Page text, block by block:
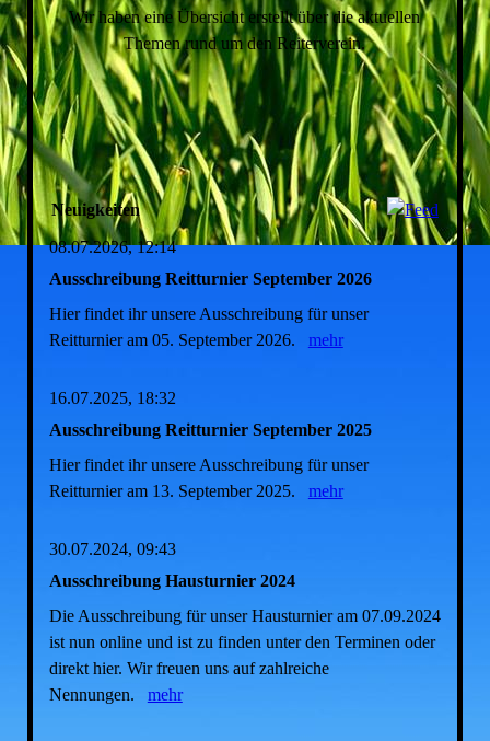
Wir haben eine Übersicht erstellt über die aktuellen
Themen rund um den Reiterverein.
Neuigkeiten
08.07.2026, 12:14
Ausschreibung Reitturnier September 2026
Hier findet ihr unsere Ausschreibung für unser
Reitturnier am 05. September 2026. mehr
16.07.2025, 18:32
Ausschreibung Reitturnier September 2025
Hier findet ihr unsere Ausschreibung für unser
Reitturnier am 13. September 2025. mehr
30.07.2024, 09:43
Ausschreibung Hausturnier 2024
Die Ausschreibung für unser Hausturnier am 07.09.2024
ist nun online und ist zu finden unter den Terminen oder
direkt hier. Wir freuen uns auf zahlreiche
Nennungen. mehr